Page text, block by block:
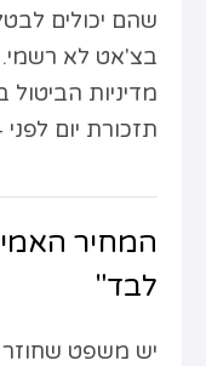
שהם יכולים
בצ'אט לא
מדיניות
תזכורת יום
המחיר
לבד"
יש משפט